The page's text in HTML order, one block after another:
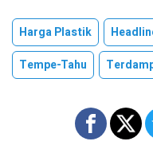
Harga Plastik
Tempe-Tahu